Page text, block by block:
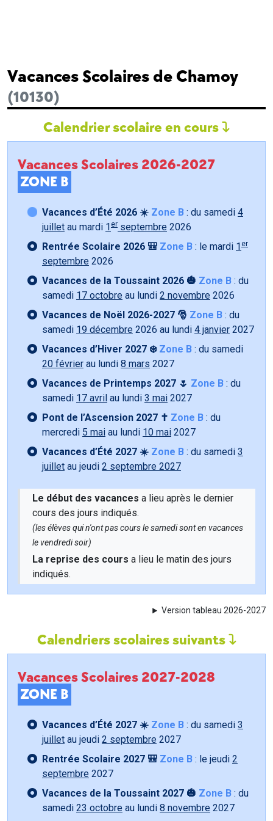
Vacances Scolaires de Chamoy
(10130)
Calendrier scolaire en cours
Vacances Scolaires 2026-2027
ZONE B
Vacances d’Été 2026 ☀️ Zone B : du samedi 4
juillet au mardi 1 er septembre 2026
Rentrée Scolaire 2026 🎒 Zone B : le mardi 1 er
septembre 2026
Vacances de la Toussaint 2026 🎃 Zone B : du
samedi 17 octobre au lundi 2 novembre 2026
Vacances de Noël 2026-2027 🎅 Zone B : du
samedi 19 décembre 2026 au lundi 4 janvier 2027
Vacances d’Hiver 2027 ❄️ Zone B : du samedi
20 février au lundi 8 mars 2027
Vacances de Printemps 2027 🌷 Zone B : du
samedi 17 avril au lundi 3 mai 2027
Pont de l’Ascension 2027 ✝️ Zone B : du
mercredi 5 mai au lundi 10 mai 2027
Vacances d’Été 2027 ☀️ Zone B : du samedi 3
juillet au jeudi 2 septembre 2027
Le début des vacances a lieu après le dernier
cours des jours indiqués.
(les élèves qui n'ont pas cours le samedi sont en vacances
le vendredi soir)
La reprise des cours a lieu le matin des jours
indiqués.
Version tableau 2026-2027
Calendriers scolaires suivants
Vacances Scolaires 2027-2028
ZONE B
Vacances d’Été 2027 ☀️ Zone B : du samedi 3
juillet au jeudi 2 septembre 2027
Rentrée Scolaire 2027 🎒 Zone B : le jeudi 2
septembre 2027
Vacances de la Toussaint 2027 🎃 Zone B : du
samedi 23 octobre au lundi 8 novembre 2027